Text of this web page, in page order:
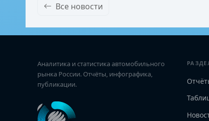
Все новости
Аналитика и статистика автомобильного
рынка России. Отчёты, инфографика,
публикации.